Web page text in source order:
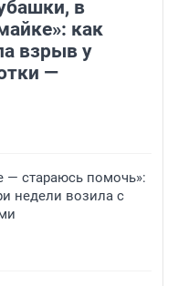
в
как
взрыв у
—
— стараюсь помочь»:
недели возила с